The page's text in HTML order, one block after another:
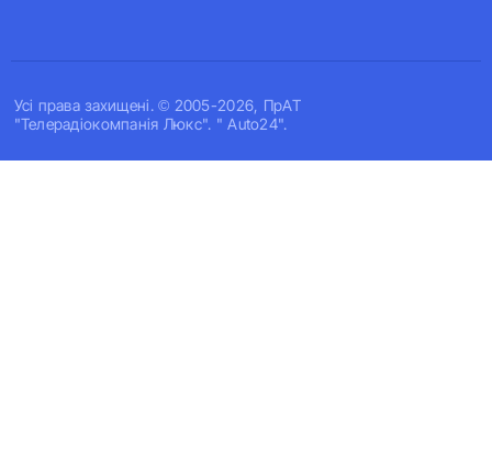
Усi права захищенi. © 2005-2026, ПрАТ
"Телерадіокомпанія Люкс". " Auto24".